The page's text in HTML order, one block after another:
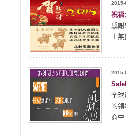
2015-
祝福
感
上
2015-
全球
的
商中